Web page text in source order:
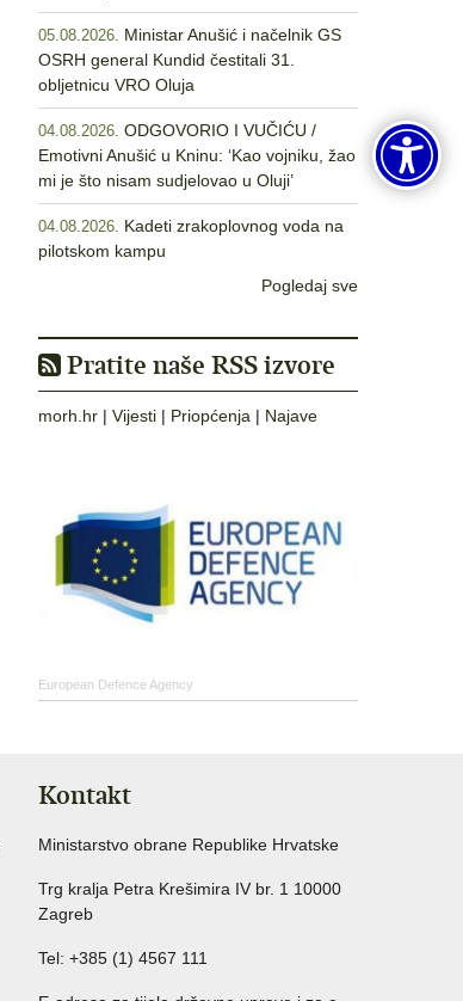
05.08.2026. Ministar Anušić i načelnik GS
OSRH general Kundid čestitali 31.
obljetnicu VRO Oluja
04.08.2026. ODGOVORIO I VUČIĆU /
Emotivni Anušić u Kninu: ‘Kao vojniku, žao
mi je što nisam sudjelovao u Oluji’
04.08.2026. Kadeti zrakoplovnog voda na
pilotskom kampu
Pogledaj sve
Pratite naše RSS izvore
morh.hr | Vijesti | Priopćenja | Najave
European Defence Agency
Kontakt
Ministarstvo obrane Republike Hrvatske
Trg kralja Petra Krešimira IV br. 1 10000
Zagreb
Tel: +385 (1) 4567 111